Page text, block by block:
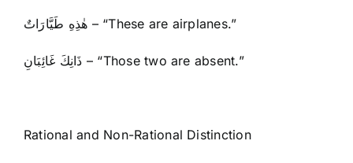
هٰذِهِ طَيَّارَاتٌ – “These are airplanes.”
ذَانِكَ غَائِبَانِ – “Those two are absent.”
Rational and Non-Rational Distinction